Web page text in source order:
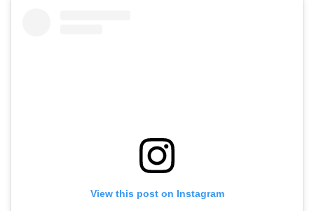
View this post on Instagram